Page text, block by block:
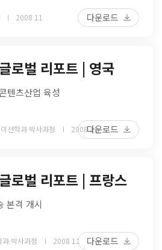
2008 11 다운로드
벌 리포트 | 영국
텐츠산업 육성
션학과 박사과정 2008 11다운로드
벌 리포트 | 프랑스
본격 개시
과 박사과정 2008 11 다운로드